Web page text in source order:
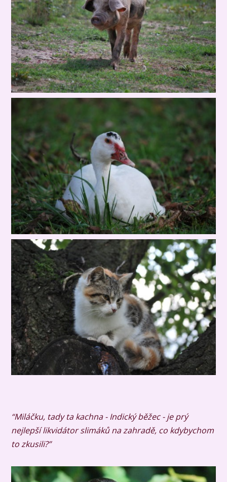
“Miláčku, tady ta kachna - Indický běžec - je prý
nejlepší likvidátor slimáků na zahradě, co kdybychom
to zkusili?”